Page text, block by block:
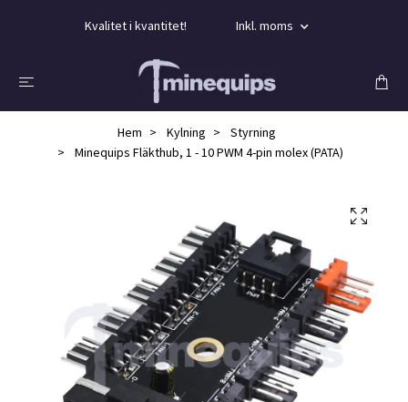
Kvalitet i kvantitet! Inkl. moms
Hem Kylning
Styrning
Minequips Fläkthub, 1 - 10 PWM 4-pin molex (PATA)